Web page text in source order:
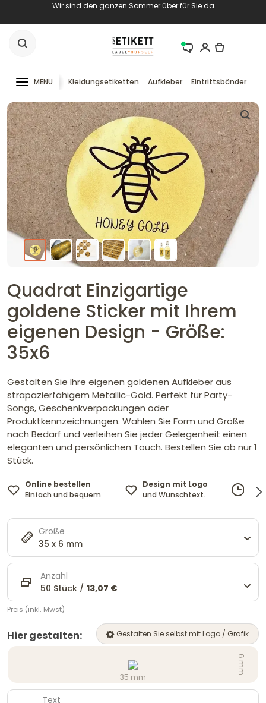
Wir sind den ganzen Sommer über für Sie da
MENU Kleidungsetiketten Aufkleber Eintrittsbänder
Quadrat Einzigartige
goldene Sticker mit Ihrem
eigenen Design - Größe:
35x6
Gestalten Sie Ihre eigenen goldenen Aufkleber aus
strapazierfähigem Metallic-Gold. Perfekt für Party-
Songs, Geschenkverpackungen oder
Produktkennzeichnungen. Wählen Sie Form und Größe
nach Bedarf und verleihen Sie jeder Gelegenheit einen
eleganten und persönlichen Touch. Bestellen Sie ab nur 1
Stück.
Online bestellen
Einfach und bequem
Design mit Logo
und Wunschtext.
12.
Größe
35 x 6 mm
Anzahl
50 Stück / 13,07 €
Preis (inkl. Mwst)
Hier gestalten: Gestalten Sie selbst mit Logo / Grafik
6 mm
35 mm
Text